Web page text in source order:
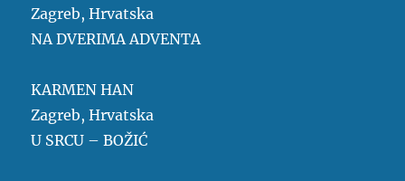
Zagreb, Hrvatska
NA DVERIMA ADVENTA
KARMEN HAN
Zagreb, Hrvatska
U SRCU – BOŽIĆ